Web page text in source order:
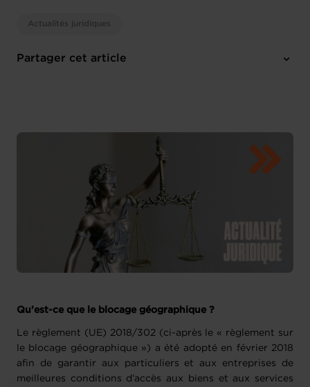
Actualités juridiques
Partager cet article
Qu'est-ce que le blocage géographique ?
Le règlement (UE) 2018/302 (ci-après le « règlement sur
le blocage géographique ») a été adopté en février 2018
afin de garantir aux particuliers et aux entreprises de
meilleures conditions d’accès aux biens et aux services